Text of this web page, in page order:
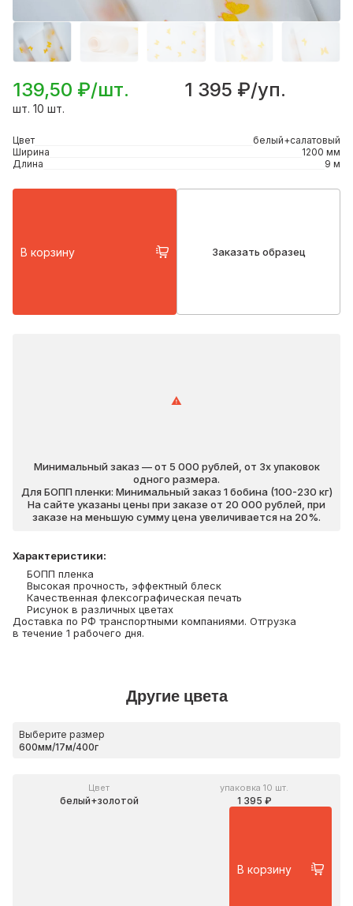
139,50 ₽/шт. 1 395 ₽/уп.
шт. 10 шт.
Цвет
белый+салатовый
Ширина
1200 мм
Длина
9 м
В корзину Заказать образец
Минимальный заказ — от 5 000 рублей, от 3х упаковок
одного размера.
Для БОПП пленки: Минимальный заказ 1 бобина (100-230 кг)
На сайте указаны цены при заказе от 20 000 рублей, при
заказе на меньшую сумму цена увеличивается на 20%.
Характеристики:
БОПП пленка
Высокая прочность, эффектный блеск
Качественная флексографическая печать
Рисунок в различных цветах
Доставка по РФ транспортными компаниями. Отгрузка
в течение 1 рабочего дня.
Другие цвета
Выберите размер
Цвет
белый+золотой
упаковка 10 шт.
1 395 ₽
В корзину